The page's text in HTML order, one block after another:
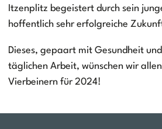
Itzenplitz begeistert durch sein
hoffentlich sehr erfolgreiche
Dieses, gepaart mit Gesundheit
täglichen Arbeit, wünschen wir
Vierbeinern für 2024!